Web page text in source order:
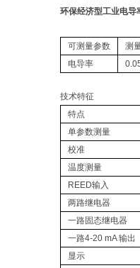
环保经济型工业电
可测量参数
测
电导率
技术特征
特点
单参数测量
校准
温度测量
REED输入
两路继电器
一路固态继电器
一路4-20 mA 输出
显示